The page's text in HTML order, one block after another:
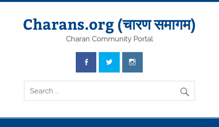
Skip
Charans.org (चारण समागम)
Charan Community Portal